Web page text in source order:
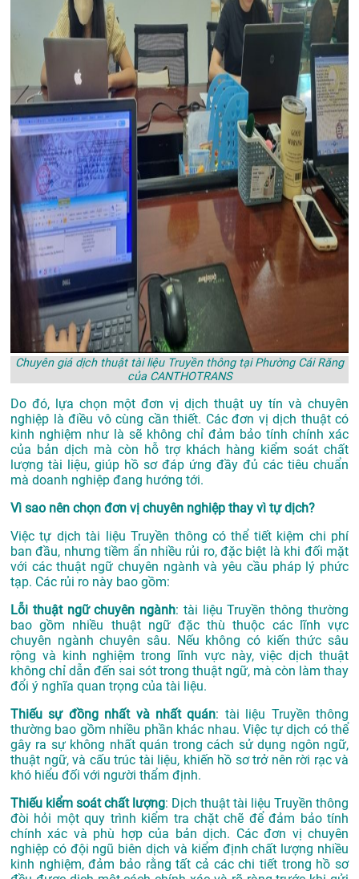
Chuyên giá dịch thuật tài liệu Truyền thông tại Phường Cái Răng
của CANTHOTRANS
Do đó, lựa chọn một đơn vị dịch thuật uy tín và chuyên
nghiệp là điều vô cùng cần thiết. Các đơn vị dịch thuật có
kinh nghiệm như là sẽ không chỉ đảm bảo tính chính xác
của bản dịch mà còn hỗ trợ khách hàng kiểm soát chất
lượng tài liệu, giúp hồ sơ đáp ứng đầy đủ các tiêu chuẩn
mà doanh nghiệp đang hướng tới.
Vì sao nên chọn đơn vị chuyên nghiệp thay vì tự dịch?
Việc tự dịch tài liệu Truyền thông có thể tiết kiệm chi phí
ban đầu, nhưng tiềm ẩn nhiều rủi ro, đặc biệt là khi đối mặt
với các thuật ngữ chuyên ngành và yêu cầu pháp lý phức
tạp. Các rủi ro này bao gồm:
Lỗi thuật ngữ chuyên ngành: tài liệu Truyền thông thường
bao gồm nhiều thuật ngữ đặc thù thuộc các lĩnh vực
chuyên ngành chuyên sâu. Nếu không có kiến thức sâu
rộng và kinh nghiệm trong lĩnh vực này, việc dịch thuật
không chỉ dẫn đến sai sót trong thuật ngữ, mà còn làm thay
đổi ý nghĩa quan trọng của tài liệu.
Thiếu sự đồng nhất và nhất quán: tài liệu Truyền thông
thường bao gồm nhiều phần khác nhau. Việc tự dịch có thể
gây ra sự không nhất quán trong cách sử dụng ngôn ngữ,
thuật ngữ, và cấu trúc tài liệu, khiến hồ sơ trở nên rời rạc và
khó hiểu đối với người thẩm định.
Thiếu kiểm soát chất lượng: Dịch thuật tài liệu Truyền thông
đòi hỏi một quy trình kiểm tra chặt chẽ để đảm bảo tính
chính xác và phù hợp của bản dịch. Các đơn vị chuyên
nghiệp có đội ngũ biên dịch và kiểm định chất lượng nhiều
kinh nghiệm, đảm bảo rằng tất cả các chi tiết trong hồ sơ